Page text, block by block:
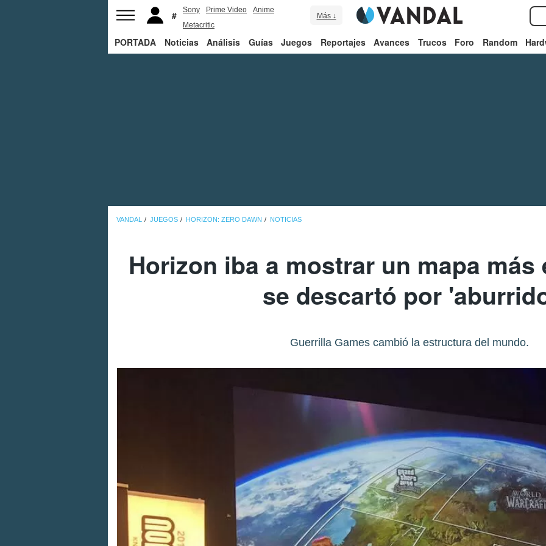
Sony Prime Video
Anime
Metacritic
Más ↓
PORTADA Noticias Análisis Guías Juegos Reportajes Avances Trucos Foro Random
VANDAL JUEGOS HORIZON: ZERO DAWN NOTICIAS
Horizon iba a mostrar un mapa más
se descartó por
Guerrilla Games cambió la estructura del mundo.